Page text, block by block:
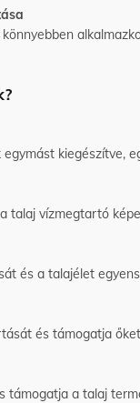
kiegészítve,
talaj vízmegtartó
és a talajélet
és támogatja
támogatja a talaj